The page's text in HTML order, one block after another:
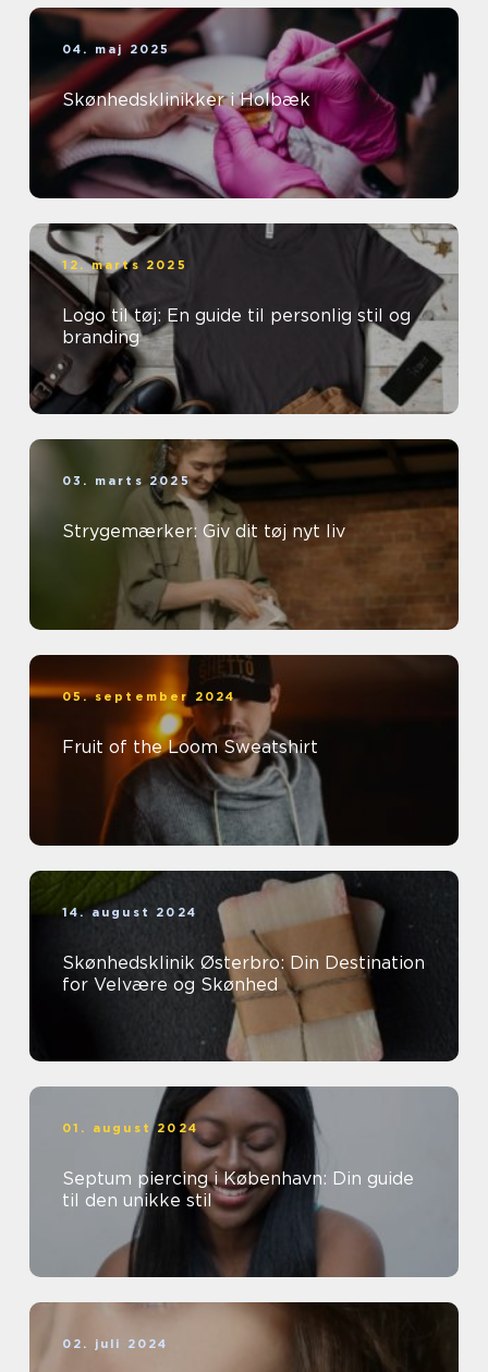
04. maj 2025
Skønhedsklinikker i Holbæk
12. marts 2025
Logo til tøj: En guide til personlig stil og
branding
03. marts 2025
Strygemærker: Giv dit tøj nyt liv
05. september 2024
Fruit of the Loom Sweatshirt
14. august 2024
Skønhedsklinik Østerbro: Din Destination
for Velvære og Skønhed
01. august 2024
Septum piercing i København: Din guide
til den unikke stil
02. juli 2024